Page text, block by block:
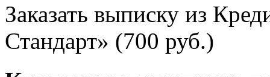
Заказать выписку из
Стандарт» (700 руб.)